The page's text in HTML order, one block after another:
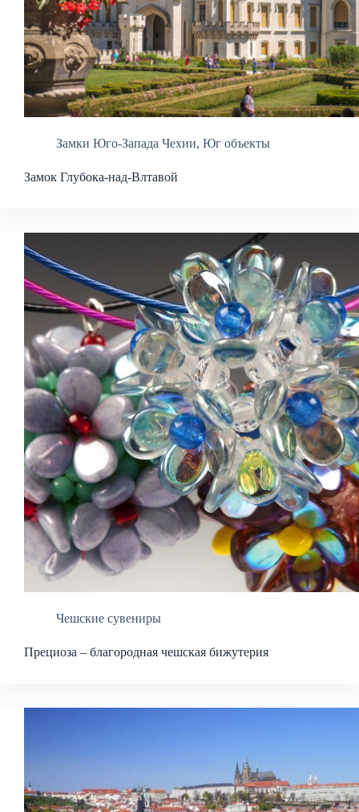
Замки Юго-Запада Чехии, Юг объекты
Замок Глубока-над-Влтавой
Чешские сувениры
Прециоза – благородная чешская бижутерия